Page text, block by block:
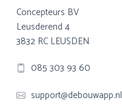
Concepteurs BV
Leusderend 4
3832 RC LEUSDEN
085 303 93 60
support@debouwapp.nl